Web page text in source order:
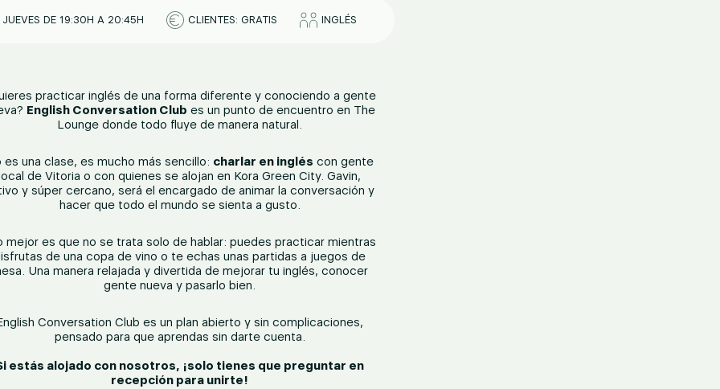
JUEVES DE 19:30H A 20:45H CLIENTES: GRATIS INGLÉS
practicar inglés de una forma diferente y conociendo a gente
English Conversation Club es un punto de encuentro en The
Lounge donde todo fluye de manera natural.
es una clase, es mucho más sencillo: charlar en inglés con gente
de Vitoria o con quienes se alojan en Kora Green City. Gavin,
y súper cercano, será el encargado de animar la conversación y
hacer que todo el mundo se sienta a gusto.
mejor es que no se trata solo de hablar: puedes practicar mientras
de una copa de vino o te echas unas partidas a juegos de
Una manera relajada y divertida de mejorar tu inglés, conocer
gente nueva y pasarlo bien.
Conversation Club es un plan abierto y sin complicaciones,
pensado para que aprendas sin darte cuenta.
estás alojado con nosotros, ¡solo tienes que preguntar en
recepción para unirte!